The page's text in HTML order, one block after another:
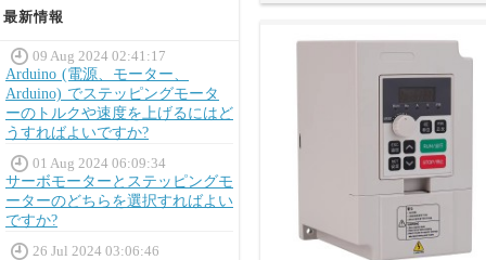
最新情報
09 Aug 2024 02:41:17
Arduino (電源、モーター、
Arduino) でステッピングモータ
ーのトルクや速度を上げるにはど
うすればよいですか?
01 Aug 2024 06:09:34
サーボモーターとステッピングモ
ーターのどちらを選択すればよい
ですか?
26 Jul 2024 03:06:46